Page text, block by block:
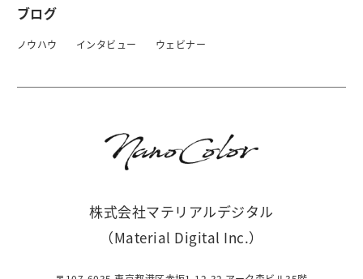
ブログ
ノウハウ インタビュー ウェビナー
株式会社マテリアルデジタル
（Material Digital Inc.）